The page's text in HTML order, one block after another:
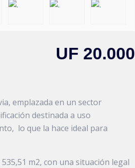
UF 20.000
emplazada en un sector
destinada a uso
lo que la hace ideal para
m2, con una situación legal